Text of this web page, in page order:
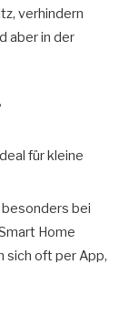
verhindern
aber in der
für kleine
bei
Home
sich oft per App,